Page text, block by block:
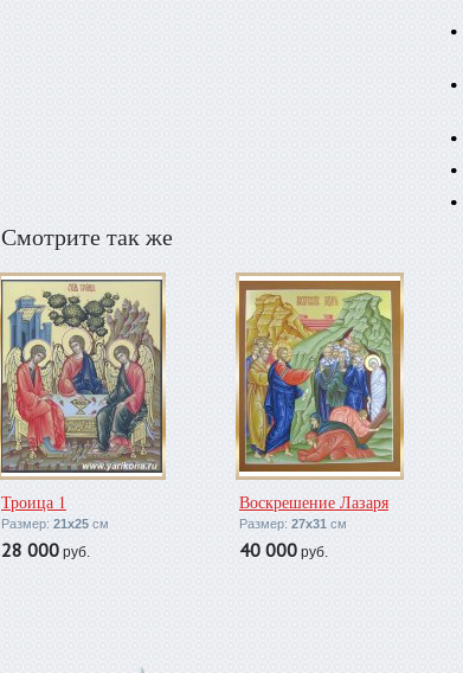
Смотрите так же
Троица 1
Размер: 21х25 см
28 000 руб.
Воскрешение Лазаря
Размер: 27х31 см
40 000 руб.